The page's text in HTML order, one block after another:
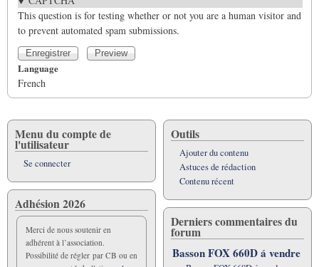
This question is for testing whether or not you are a human visitor and
to prevent automated spam submissions.
Language
French
Menu du compte de
l'utilisateur
Se connecter
Adhésion 2026
Merci de nous soutenir en
adhérent à l’association.
Possibilité de régler par CB ou en
Outils
Ajouter du contenu
Astuces de rédaction
Contenu récent
Derniers commentaires du
forum
Basson FOX 660D á vendre